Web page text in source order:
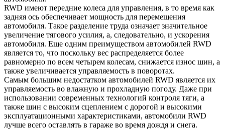
RWD имеют передние колеса для управления, в то время как
задняя ось обеспечивает мощность для перемещения
автомобиля. Такое разделение труда означает значительное
увеличение тягового усилия, а, следовательно, и ускорения
автомобиля. Еще одним преимуществом автомобилей RWD
является то, что поскольку вес распределяется более
равномерно по всем четырем колесам, снижается износ шин, а
также увеличивается управляемость в поворотах.
Самым большим недостатком автомобилей RWD является их
управляемость во влажную и прохладную погоду. Даже при
использовании современных технологий контроля тяги, а
также шин с высоким сцеплением с дорогой и высокими
эксплуатационными характеристиками, автомобили RWD
лучше всего оставлять в гараже во время дождя и снега.